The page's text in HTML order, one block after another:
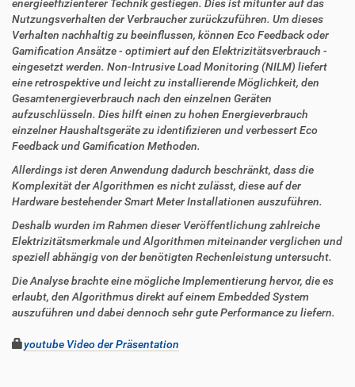
f
f
o
n
e
n
energieeffizienterer Technik gestiegen. Dies ist mitunter auf das
Nutzungsverhalten der Verbraucher zurückzuführen. Um dieses
Verhalten nachhaltig zu beeinflussen, können Eco Feedback oder
Gamification Ansätze - optimiert auf den Elektrizitätsverbrauch -
eingesetzt werden. Non-Intrusive Load Monitoring (NILM) liefert
eine retrospektive und leicht zu installierende Möglichkeit, den
Gesamtenergieverbrauch nach den einzelnen Geräten
aufzuschlüsseln. Dies hilft einen zu hohen Energieverbrauch
einzelner Haushaltsgeräte zu identifizieren und verbessert Eco
Feedback und Gamification Methoden.
Allerdings ist deren Anwendung dadurch beschränkt, dass die
Komplexität der Algorithmen es nicht zulässt, diese auf der
Hardware bestehender Smart Meter Installationen auszuführen.
Deshalb wurden im Rahmen dieser Veröffentlichung zahlreiche
Elektrizitätsmerkmale und Algorithmen miteinander verglichen und
speziell abhängig von der benötigten Rechenleistung untersucht.
Die Analyse brachte eine mögliche Implementierung hervor, die es
erlaubt, den Algorithmus direkt auf einem Embedded System
auszuführen und dabei dennoch sehr gute Performance zu liefern.
youtube Video der Präsentation